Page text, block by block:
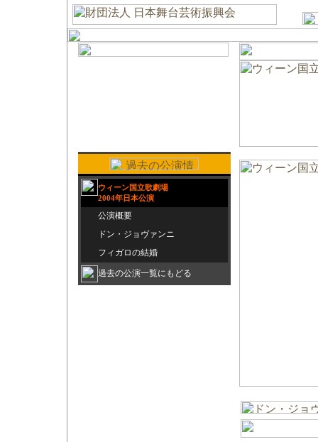
ウィーン国立歌劇場
2004年日本公演
公演概要
ドン・ジョヴァンニ
フィガロの結婚
過去の公演一覧にもどる